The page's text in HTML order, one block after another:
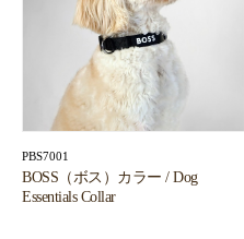
PBS7001
BOSS（ボス）カラー / Dog
Essentials Collar